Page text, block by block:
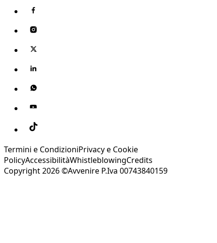
Termini e CondizioniPrivacy e Cookie
PolicyAccessibilitàWhistleblowingCredits
Copyright 2026 ©Avvenire P.Iva 00743840159